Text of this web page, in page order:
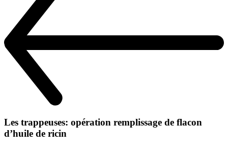
Les trappeuses: opération remplissage de flacon
d’huile de ricin